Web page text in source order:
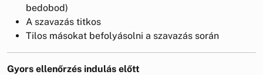
bedobod)
A szavazás titkos
Tilos másokat befolyásolni a szavazás során
Gyors ellenőrzés indulás előtt